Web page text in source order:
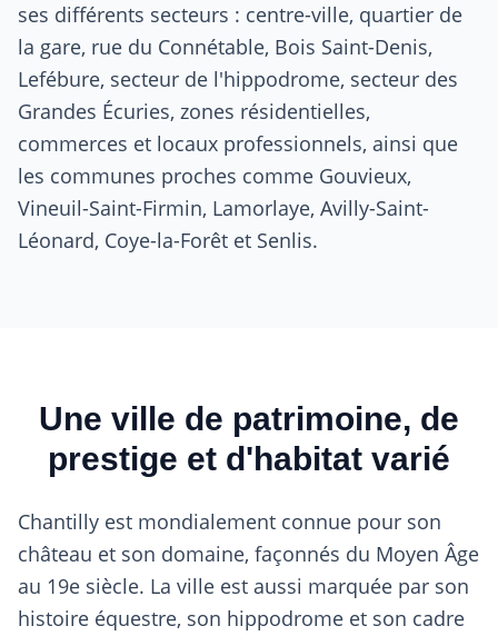
ses différents secteurs : centre-ville, quartier de
la gare, rue du Connétable, Bois Saint-Denis,
Lefébure, secteur de l'hippodrome, secteur des
Grandes Écuries, zones résidentielles,
commerces et locaux professionnels, ainsi que
les communes proches comme Gouvieux,
Vineuil-Saint-Firmin, Lamorlaye, Avilly-Saint-
Léonard, Coye-la-Forêt et Senlis.
Une ville de patrimoine, de
prestige et d'habitat varié
Chantilly est mondialement connue pour son
château et son domaine, façonnés du Moyen Âge
au 19e siècle. La ville est aussi marquée par son
histoire équestre, son hippodrome et son cadre